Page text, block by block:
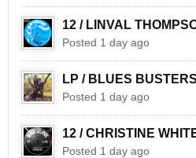
12 / LINVAL
Posted 1 day ago
LP / BLUES
Posted 1 day ago
12 / CHRISTINE
Posted 1 day ago